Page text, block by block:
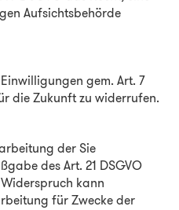
Aufsichtsbehörde
gem. Art. 7
die Zukunft zu widerrufen.
der Sie
des Art. 21 DSGVO
kann
für Zwecke der